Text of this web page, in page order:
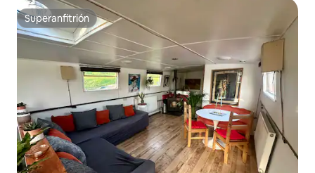
Superanfitrión
Superanfitrión